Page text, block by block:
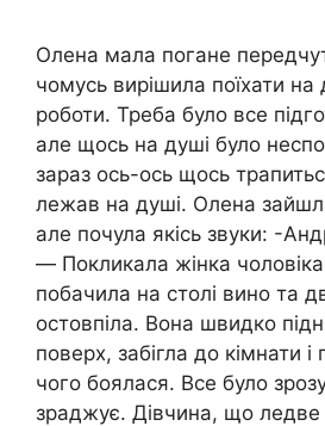
Олена мала погане
чомусь вирішила поїхати на
роботи. Треба було все
але щось на душі було
зараз ось-ось щось
лежав на душі. Олена
але почула якісь звуки: -
— Покликала жінка
побачила на столі вино та
остовпіла. Вона швидко
поверх, забігла до кімнати
чого бoялася. Все було
зраджує. Дівчина, що ледве